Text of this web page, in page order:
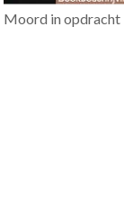
Moord in opdracht